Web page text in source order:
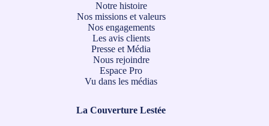
Notre histoire
Nos missions et valeurs
Nos engagements
Les avis clients
Presse et Média
Nous rejoindre
Espace Pro
Vu dans les médias
La Couverture Lestée